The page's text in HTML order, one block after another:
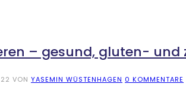
– gesund, gluten- und
VON YASEMIN WÜSTENHAGEN 0 KOMMENTARE